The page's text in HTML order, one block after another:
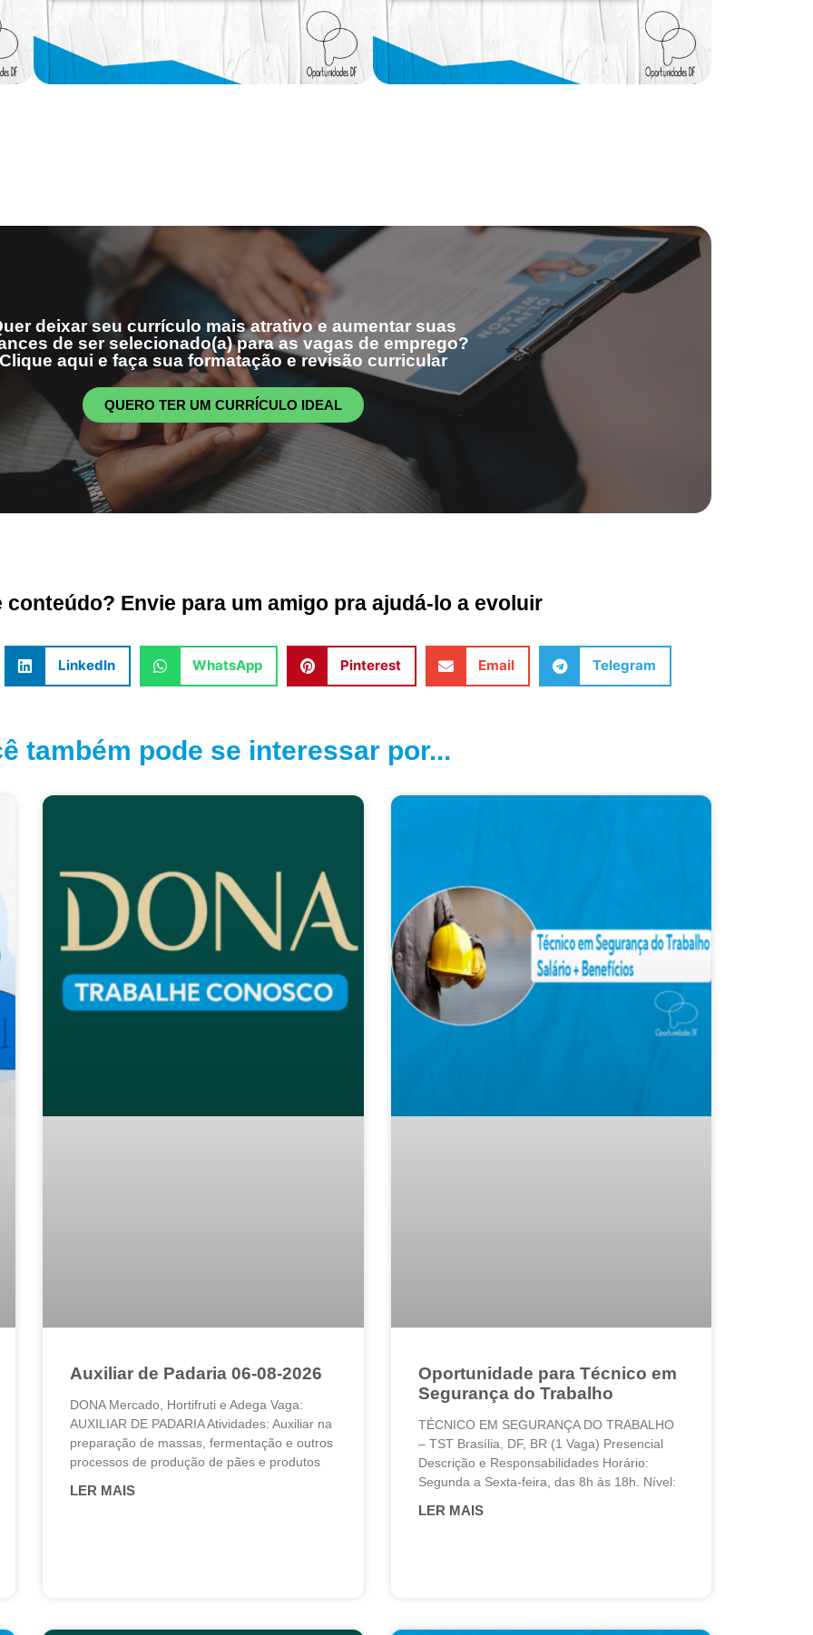
deixar seu currículo mais atrativo e aumentar suas
de ser selecionado(a) para as vagas de emprego?
aqui e faça sua formatação e revisão curricular
QUERO TER UM CURRÍCULO IDEAL
conteúdo? Envie para um amigo pra ajudá-lo a evoluir
LinkedIn WhatsApp Pinterest Email Telegram
também pode se interessar por...
Auxiliar de Padaria 06-08-2026
DONA Mercado, Hortifruti e Adega Vaga:
AUXILIAR DE PADARIA Atividades: Auxiliar na
preparação de massas, fermentação e outros
processos de produção de pães e produtos
LER MAIS
Oportunidade para Técnico em
Segurança do Trabalho
TÉCNICO EM SEGURANÇA DO TRABALHO
– TST Brasília, DF, BR (1 Vaga) Presencial
Descrição e Responsabilidades Horário:
Segunda a Sexta-feira, das 8h às 18h. Nível:
LER MAIS